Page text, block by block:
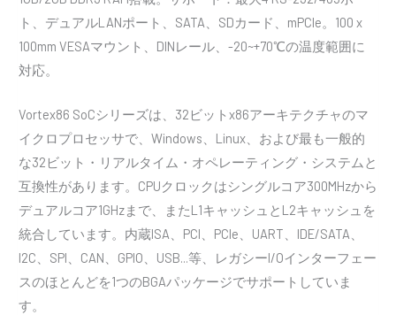
ト、デュアルLANポート、SATA、SDカード、mPCIe。100 x
100mm VESAマウント、DINレール、-20~+70℃の温度範囲に
対応。
Vortex86 SoCシリーズは、32ビットx86アーキテクチャのマ
イクロプロセッサで、Windows、Linux、および最も一般的
な32ビット・リアルタイム・オペレーティング・システムと
互換性があります。CPUクロックはシングルコア300MHzから
デュアルコア1GHzまで、またL1キャッシュとL2キャッシュを
統合しています。内蔵ISA、PCI、PCIe、UART、IDE/SATA、
I2C、SPI、CAN、GPIO、USB...等、レガシーI/Oインターフェー
スのほとんどを1つのBGAパッケージでサポートしていま
す。